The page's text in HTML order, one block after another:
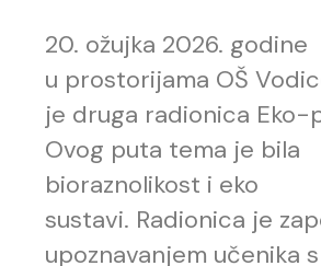
20. ožujka 2026. godine
u prostorijama OŠ
je druga radionica Eko-
Ovog puta tema je bila
bioraznolikost i eko
sustavi. Radionica je
upoznavanjem učenika